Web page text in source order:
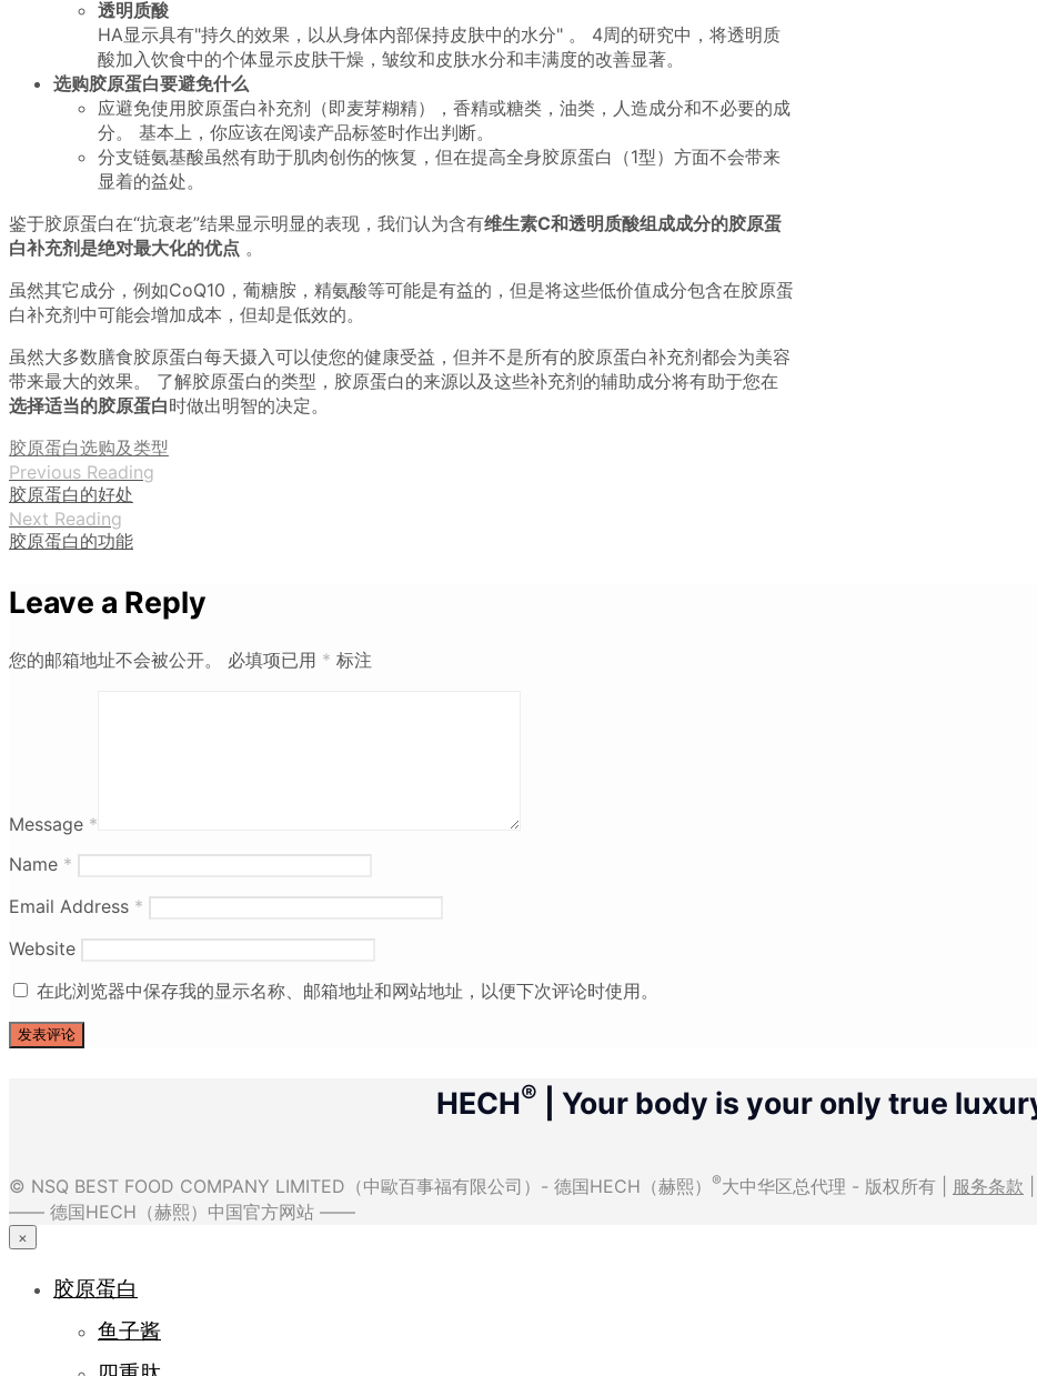
透明质酸
HA显示具有 持久的效果，以从身体内部保持皮肤中的水分 。
4周的研究中，将透明质
酸加入饮食中的个体显示皮肤干燥，皱纹和皮肤水分和丰满度的改善显著。
选购胶原蛋白要避免什么
应避免使用胶原蛋白补充剂（即麦芽糊精），香精或糖类，油类，人造成分和不必要的成
分。
基本上，你应该在阅读产品标签时作出判断。
分支链氨基酸虽然有助于肌肉创伤的恢复，但在提高全身胶原蛋白（1型）方面不会带来
显着的益处。
鉴于胶原蛋白在“抗衰老”结果显示明显的表现，我们认为含有维生素C和透明质酸组成成分的胶原蛋
白补充剂是绝对最大化的优点 。
虽然其它成分，例如CoQ10，葡糖胺，精氨酸等可能是有益的，但是将这些低价值成分包含在胶原蛋
白补充剂中可能会增加成本，但却是低效的。
虽然大多数膳食胶原蛋白每天摄入可以使您的健康受益，但并不是所有的胶原蛋白补充剂都会为美容
带来最大的效果。
了解胶原蛋白的类型，胶原蛋白的来源以及这些补充剂的辅助成分将有助于您在
选择适当的胶原蛋白时做出明智的决定。
胶原蛋白选购及类型
Previous Reading
胶原蛋白的好处
Next Reading
胶原蛋白的功能
Leave a Reply
您的邮箱地址不会被公开。 必填项已用 * 标注
Message *
Name *
Email Address *
Website
在此浏览器中保存我的显示名称、邮箱地址和网站地址，以便下次评论时使用。
HECH® | Your body is your only true
© NSQ BEST FOOD COMPANY LIMITED（中歐百事福有限公司）- 德国HECH（赫熙） ®大中华区总代理 - 版权所有 | 服务条款
—— 德国HECH（赫熙）中国官方网站 ——
×
胶原蛋白
鱼子酱